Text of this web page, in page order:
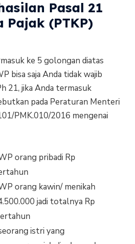
Pasal 21
Pajak (PTKP)
ke 5 golongan diatas
bisa saja Anda tidak wajib
21, jika Anda termasuk
pada Peraturan Menteri
PMK.010/2016 mengenai
orang pribadi Rp
orang kawin/ menikah
jadi totalnya Rp
istri yang